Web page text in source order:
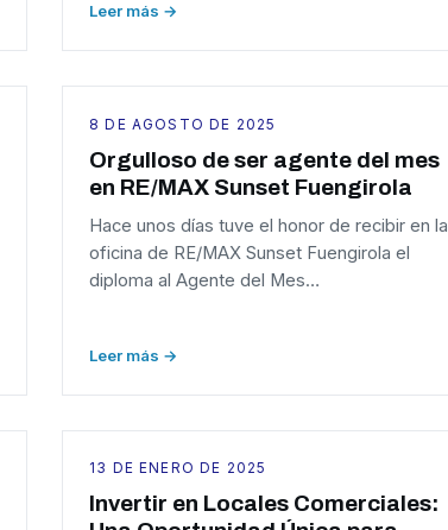
Leer más →
8 DE AGOSTO DE 2025
Orgulloso de ser agente del mes
en RE/MAX Sunset Fuengirola
Hace unos días tuve el honor de recibir en la
oficina de RE/MAX Sunset Fuengirola el
diploma al Agente del Mes…
Leer más →
13 DE ENERO DE 2025
Invertir en Locales Comerciales: